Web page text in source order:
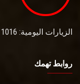
الزيارات اليومية: 1016
روابط تهمك